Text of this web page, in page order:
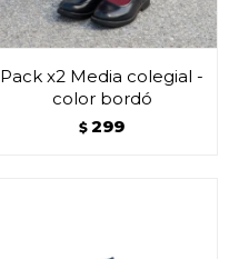
Pack x2 Media colegial -
color bordó
$ 299